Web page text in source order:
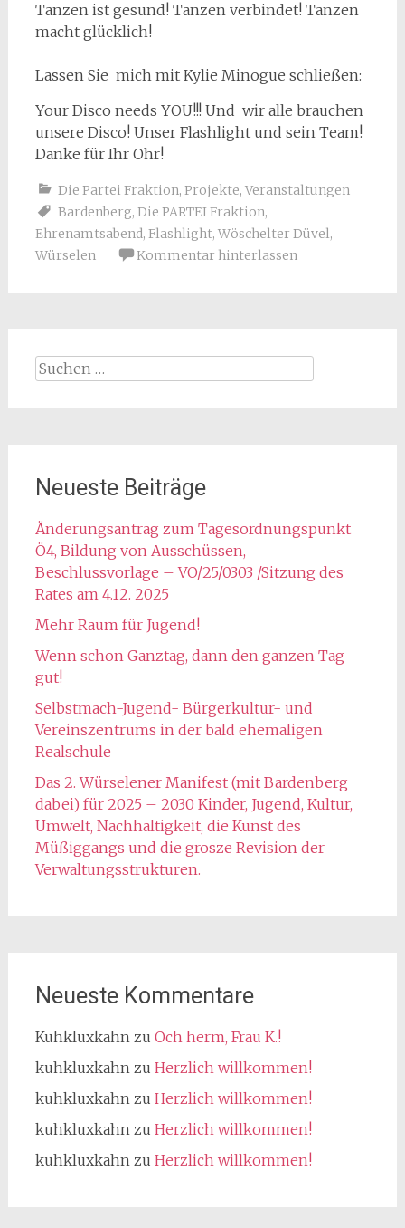
Tanzen ist gesund! Tanzen verbindet! Tanzen
macht glücklich!
Lassen Sie mich mit Kylie Minogue schließen:
Your Disco needs YOU!!! Und wir alle brauchen
unsere Disco! Unser Flashlight und sein Team!
Danke für Ihr Ohr!
Die Partei Fraktion, Projekte, Veranstaltungen
Bardenberg, Die PARTEI Fraktion,
Ehrenamtsabend, Flashlight, Wöschelter Düvel,
Würselen
Kommentar hinterlassen
Suchen
nach:
Neueste Beiträge
Änderungsantrag zum Tagesordnungspunkt
Ö4, Bildung von Ausschüssen,
Beschlussvorlage – VO/25/0303 /Sitzung des
Rates am 4.12. 2025
Mehr Raum für Jugend!
Wenn schon Ganztag, dann den ganzen Tag
gut!
Selbstmach-Jugend- Bürgerkultur- und
Vereinszentrums in der bald ehemaligen
Realschule
Das 2. Würselener Manifest (mit Bardenberg
dabei) für 2025 – 2030 Kinder, Jugend, Kultur,
Umwelt, Nachhaltigkeit, die Kunst des
Müßiggangs und die grosze Revision der
Verwaltungsstrukturen.
Neueste Kommentare
Kuhkluxkahn zu Och herm, Frau K.!
kuhkluxkahn zu Herzlich willkommen!
kuhkluxkahn zu Herzlich willkommen!
kuhkluxkahn zu Herzlich willkommen!
kuhkluxkahn zu Herzlich willkommen!